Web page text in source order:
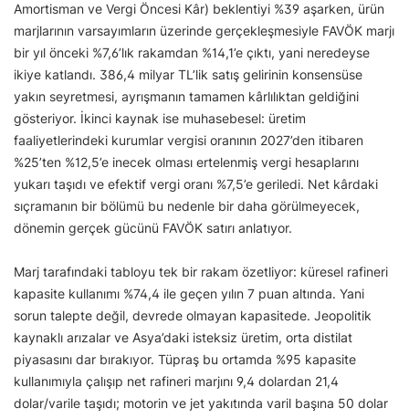
Amortisman ve Vergi Öncesi Kâr) beklentiyi %39 aşarken, ürün
marjlarının varsayımların üzerinde gerçekleşmesiyle FAVÖK marjı
bir yıl önceki %7,6’lık rakamdan %14,1’e çıktı, yani neredeyse
ikiye katlandı. 386,4 milyar TL’lik satış gelirinin konsensüse
yakın seyretmesi, ayrışmanın tamamen kârlılıktan geldiğini
gösteriyor. İkinci kaynak ise muhasebesel: üretim
faaliyetlerindeki kurumlar vergisi oranının 2027’den itibaren
%25’ten %12,5’e inecek olması ertelenmiş vergi hesaplarını
yukarı taşıdı ve efektif vergi oranı %7,5’e geriledi. Net kârdaki
sıçramanın bir bölümü bu nedenle bir daha görülmeyecek,
dönemin gerçek gücünü FAVÖK satırı anlatıyor.
Marj tarafındaki tabloyu tek bir rakam özetliyor: küresel rafineri
kapasite kullanımı %74,4 ile geçen yılın 7 puan altında. Yani
sorun talepte değil, devrede olmayan kapasitede. Jeopolitik
kaynaklı arızalar ve Asya’daki isteksiz üretim, orta distilat
piyasasını dar bırakıyor. Tüpraş bu ortamda %95 kapasite
kullanımıyla çalışıp net rafineri marjını 9,4 dolardan 21,4
dolar/varile taşıdı; motorin ve jet yakıtında varil başına 50 dolar